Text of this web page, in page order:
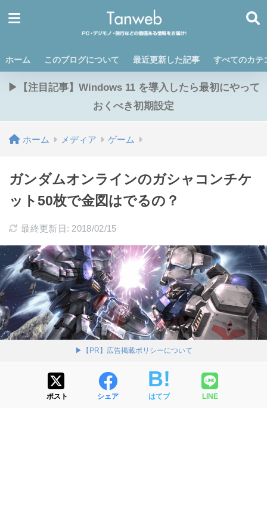
ホーム このブログについて 最近更新した記事 すべてのカテ
▶【注目記事】Windows 11 を導入したら最初にやって
おくべき初期設定
ホーム メディア ゲーム
ガンダムオンラインのガシャコンチケ
ット50枚で金図はでるの？
最終更新日: 2018/02/15
▶【PR】広告掲載ポリシーについて
ポスト シェア はてブ LINE